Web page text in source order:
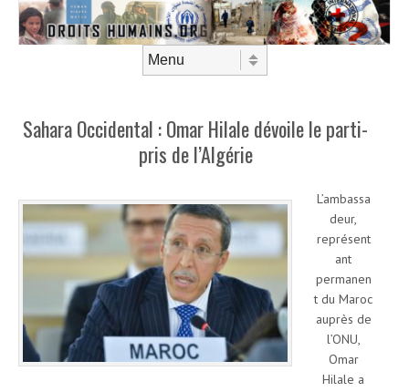
Sahara Occidental : Omar Hilale dévoile le parti-
pris de l’Algérie
L’ambassa
deur,
représent
ant
permanen
t du Maroc
auprès de
l’ONU,
Omar
Hilale a